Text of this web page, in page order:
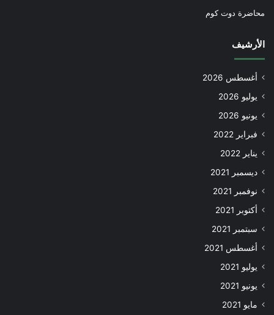
محاضرة دوت كوم
الأرشيف
أغسطس 2026
يوليو 2026
يونيو 2026
فبراير 2022
يناير 2022
ديسمبر 2021
نوفمبر 2021
أكتوبر 2021
سبتمبر 2021
أغسطس 2021
يوليو 2021
يونيو 2021
مايو 2021